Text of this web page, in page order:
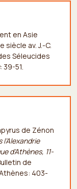
en Asie
siècle av. J.-C.
Séleucides
: 39-51.
de Zénon
d’Athènes, 11-
de
403-